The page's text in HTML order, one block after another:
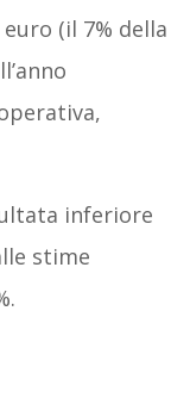
(il 7% della
inferiore
stime